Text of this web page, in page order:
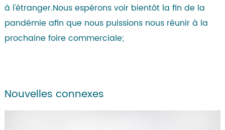
à l'étranger.Nous espérons voir bientôt la fin de la
pandémie afin que nous puissions nous réunir à la
prochaine foire commerciale;
Nouvelles connexes